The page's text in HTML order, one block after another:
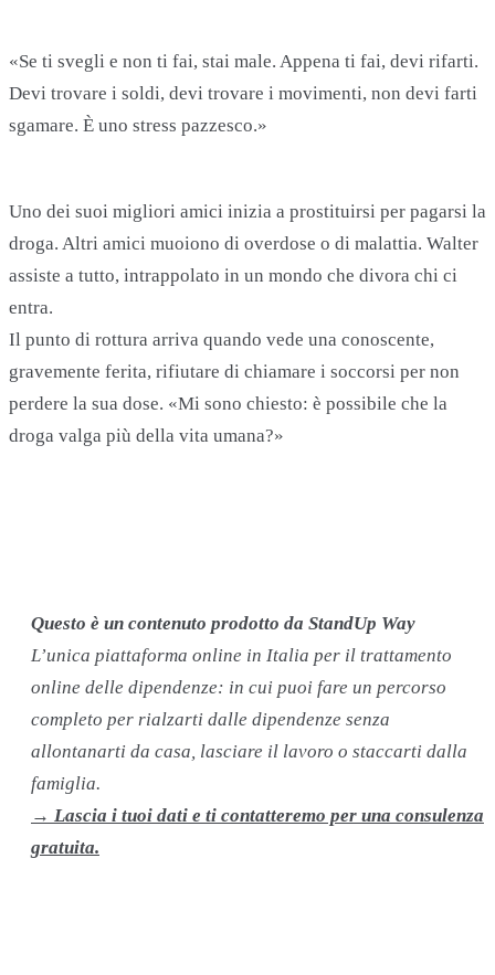
«Se ti svegli e non ti fai, stai male. Appena ti fai, devi rifarti.
Devi trovare i soldi, devi trovare i movimenti, non devi farti
sgamare. È uno stress pazzesco.»
Uno dei suoi migliori amici inizia a prostituirsi per pagarsi la
droga. Altri amici muoiono di overdose o di malattia. Walter
assiste a tutto, intrappolato in un mondo che divora chi ci
entra.
Il punto di rottura arriva quando vede una conoscente,
gravemente ferita, rifiutare di chiamare i soccorsi per non
perdere la sua dose. «Mi sono chiesto: è possibile che la
droga valga più della vita umana?»
Questo è un contenuto prodotto da StandUp Way
L’unica piattaforma online in Italia per il trattamento
online delle dipendenze: in cui puoi fare un percorso
completo per rialzarti dalle dipendenze senza
allontanarti da casa, lasciare il lavoro o staccarti dalla
famiglia.
→ Lascia i tuoi dati e ti contatteremo per una consulenza
gratuita.